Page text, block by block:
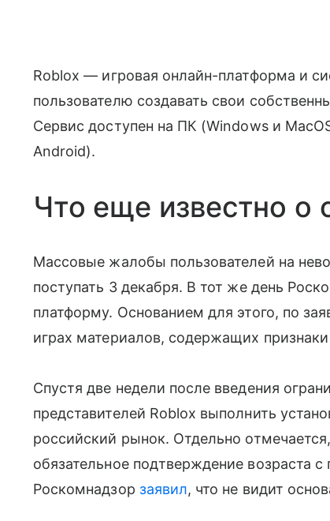
Roblox — игровая онлайн-платформа и
пользователю создавать свои
Сервис доступен на ПК (Windows и
Android).
Что еще известно о
Массовые жалобы пользователей на
поступать 3 декабря. В тот же день
платформу. Основанием для этого, по
играх материалов, содержащих
Спустя две недели после введения
представителей Roblox выполнить
российский рынок. Отдельно
обязательное подтверждение возраста
Роскомнадзор заявил, что не видит